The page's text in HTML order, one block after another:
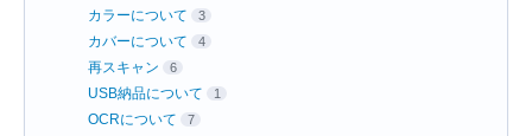
カラーについて 3
カバーについて 4
再スキャン 6
USB納品について 1
OCRについて 7